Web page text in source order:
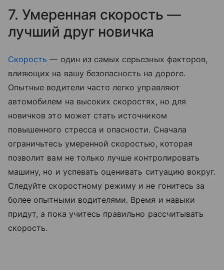
7. Умеренная скорость —
лучший друг новичка
Скорость — один из самых серьезных факторов,
влияющих на вашу безопасность на дороге.
Опытные водители часто легко управляют
автомобилем на высоких скоростях, но для
новичков это может стать источником
повышенного стресса и опасности. Сначала
ограничьтесь умеренной скоростью, которая
позволит вам не только лучше контролировать
машину, но и успевать оценивать ситуацию вокруг.
Следуйте скоростному режиму и не гонитесь за
более опытными водителями. Время и навыки
придут, а пока учитесь правильно рассчитывать
скорость.